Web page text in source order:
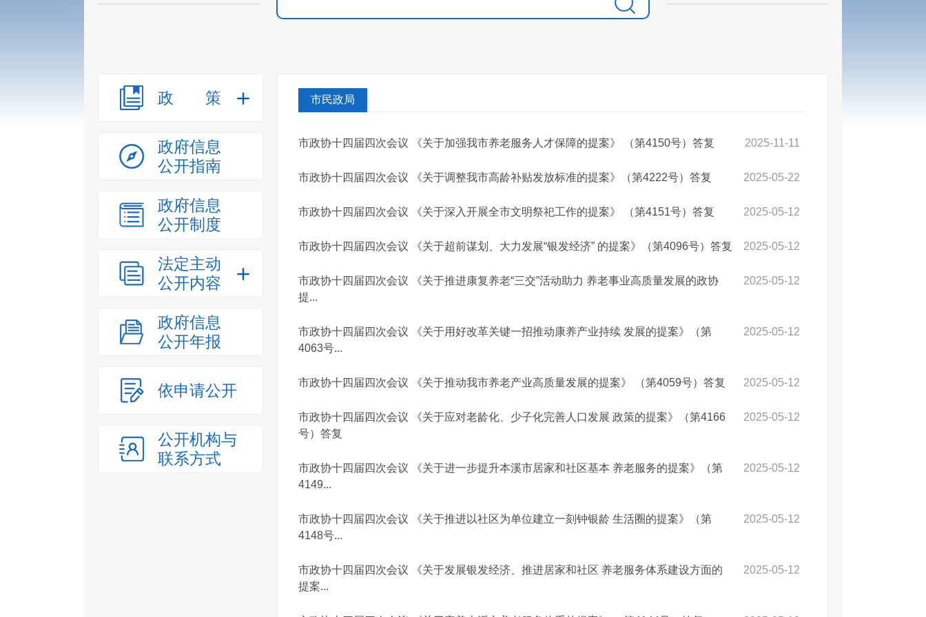
政策
政府信息
公开指南
政府信息
公开制度
法定主动
公开内容
政府信息
公开年报
依申请公开
公开机构与
联系方式
市民政局
2025-11-11
市政协十四届四次会议 《关于加强我市养老服务人才保障的提案》 （第4150号）答复
2025-05-22
市政协十四届四次会议 《关于调整我市高龄补贴发放标准的提案》（第4222号）答复
2025-05-12
市政协十四届四次会议 《关于深入开展全市文明祭祀工作的提案》 （第4151号）答复
2025-05-12
市政协十四届四次会议 《关于超前谋划、大力发展“银发经济” 的提案》（第4096号）答复
2025-05-12
市政协十四届四次会议 《关于推进康复养老“三交”活动助力 养老事业高质量发展的政协
提...
2025-05-12
市政协十四届四次会议 《关于用好改革关键一招推动康养产业持续 发展的提案》（第
4063号...
2025-05-12
市政协十四届四次会议 《关于推动我市养老产业高质量发展的提案》 （第4059号）答复
2025-05-12
市政协十四届四次会议 《关于应对老龄化、少子化完善人口发展 政策的提案》（第4166
号）答复
2025-05-12
市政协十四届四次会议 《关于进一步提升本溪市居家和社区基本 养老服务的提案》（第
4149...
2025-05-12
市政协十四届四次会议 《关于推进以社区为单位建立一刻钟银龄 生活圈的提案》（第
4148号...
2025-05-12
市政协十四届四次会议 《关于发展银发经济、推进居家和社区 养老服务体系建设方面的
提案...